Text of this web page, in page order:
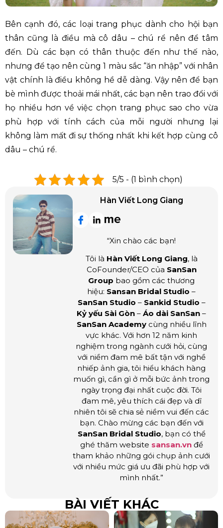
Bên cạnh đó, các loại trang phục dành cho hội bạn
thân cũng là điều mà cô dâu – chú rể nên để tâm
đến. Dù các bạn có thân thuộc đến như thế nào,
nhưng để tạo nên cùng 1 màu sắc “ăn nhập” với nhân
vật chính là điều không hề dễ dàng. Vậy nên để bạn
bè mình được thoải mái nhất, các bạn nên trao đổi với
họ nhiều hơn về việc chọn trang phục sao cho vừa
phù hợp với tính cách của mỗi người nhưng lại
không làm mất đi sự thống nhất khi kết hợp cùng cô
dâu – chú rể.
5/5 - (1 bình chọn)
Hàn Viết Long Giang
“Xin chào các bạn!
Tôi là Hàn Viết Long Giang, là
CoFounder/CEO của SanSan
Group bao gồm các thương
hiệu: Sansan Bridal Studio –
SanSan Studio – Sankid Studio –
Kỷ yếu Sài Gòn – Áo dài SanSan –
SanSan Academycùng nhiều lĩnh
vực khác. Với hơn 12 năm kinh
nghiệm trong ngành cưới hỏi, cùng
với niềm đam mê bất tận với nghề
nhiếp ảnh gia, tôi hiểu khách hàng
muốn gì, cần gì ở mỗi bức ảnh trong
ngày trọng đại nhất cuộc đời. Tôi
đam mê, yêu thích cái đẹp và dĩ
nhiên tôi sẽ chia sẻ niềm vui đến các
bạn. Chào mừng các bạn đến với
SanSan Bridal Studio, bạn có thể
ghé thăm website sansan.vnđể
tham khảo những gói chụp ảnh cưới
với nhiều mức giá ưu đãi phù hợp với
mình nhất.”
BÀI VIẾT KHÁC